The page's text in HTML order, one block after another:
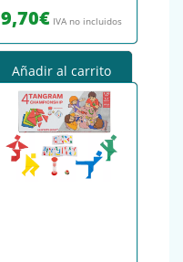
9,70€ IVA no incluidos
Añadir al carrito